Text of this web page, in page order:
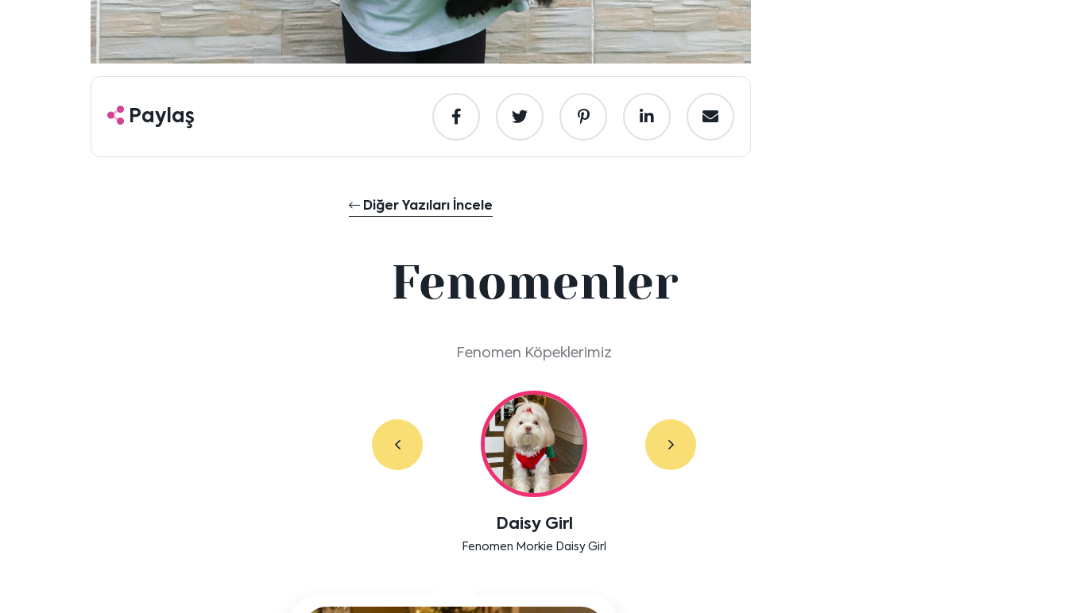
Paylaş
Diğer Yazıları İncele
Fenomenler
Fenomen Köpeklerimiz
Labradoodle Bruno
Bensu Soral'ın dostu Bruno